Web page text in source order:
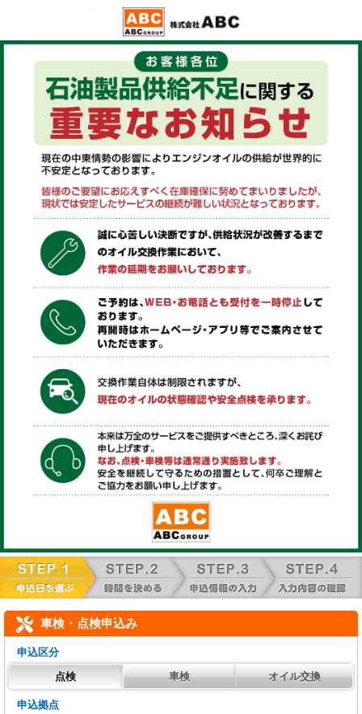
車検・点検申込み
申込区分
点検
車検 オイル交換
申込拠点